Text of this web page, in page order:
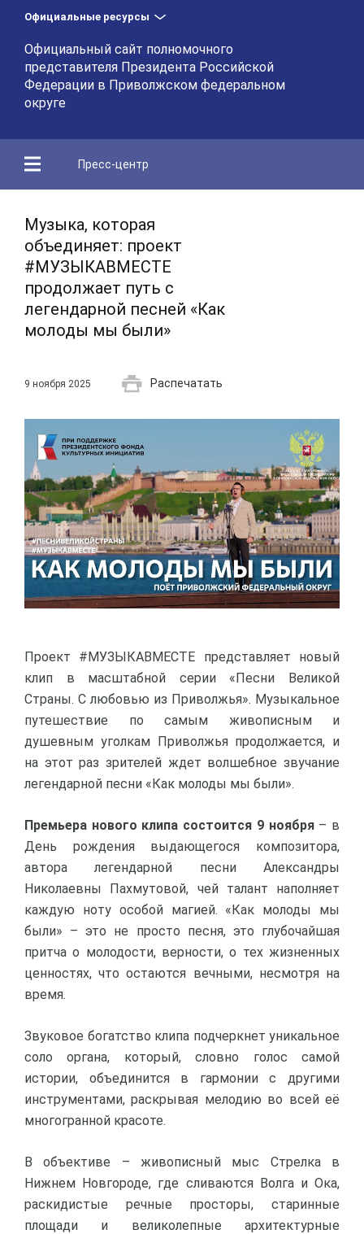
Официальные ресурсы
Официальный сайт полномочного
представителя Президента Российской
Федерации в Приволжском федеральном
округе
Пресс-центр
Музыка, которая
объединяет: проект
#МУЗЫКАВМЕСТЕ
продолжает путь с
легендарной песней «Как
молоды мы были»
9 ноября 2025 Распечатать
Проект #МУЗЫКАВМЕСТЕ представляет новый
клип в масштабной серии «Песни Великой
Страны. С любовью из Приволжья». Музыкальное
путешествие по самым живописным и
душевным уголкам Приволжья продолжается, и
на этот раз зрителей ждет волшебное звучание
легендарной песни «Как молоды мы были».
Премьера нового клипа состоится 9 ноября– в
День рождения выдающегося композитора,
автора легендарной песни Александры
Николаевны Пахмутовой, чей талант наполняет
каждую ноту особой магией. «Как молоды мы
были» – это не просто песня, это глубочайшая
притча о молодости, верности, о тех жизненных
ценностях, что остаются вечными, несмотря на
время.
Звуковое богатство клипа подчеркнет уникальное
соло органа, который, словно голос самой
истории, объединится в гармонии с другими
инструментами, раскрывая мелодию во всей её
многогранной красоте.
В объективе – живописный мыс Стрелка в
Нижнем Новгороде, где сливаются Волга и Ока,
раскидистые речные просторы, старинные
площади и великолепные архитектурные